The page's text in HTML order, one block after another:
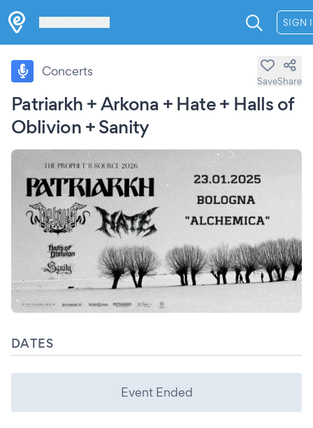
SIGN
Patriarkh + Arkona + Hate + Halls of
Oblivion + Sanity
Concerts
SaveShare
DATES
Event Ended